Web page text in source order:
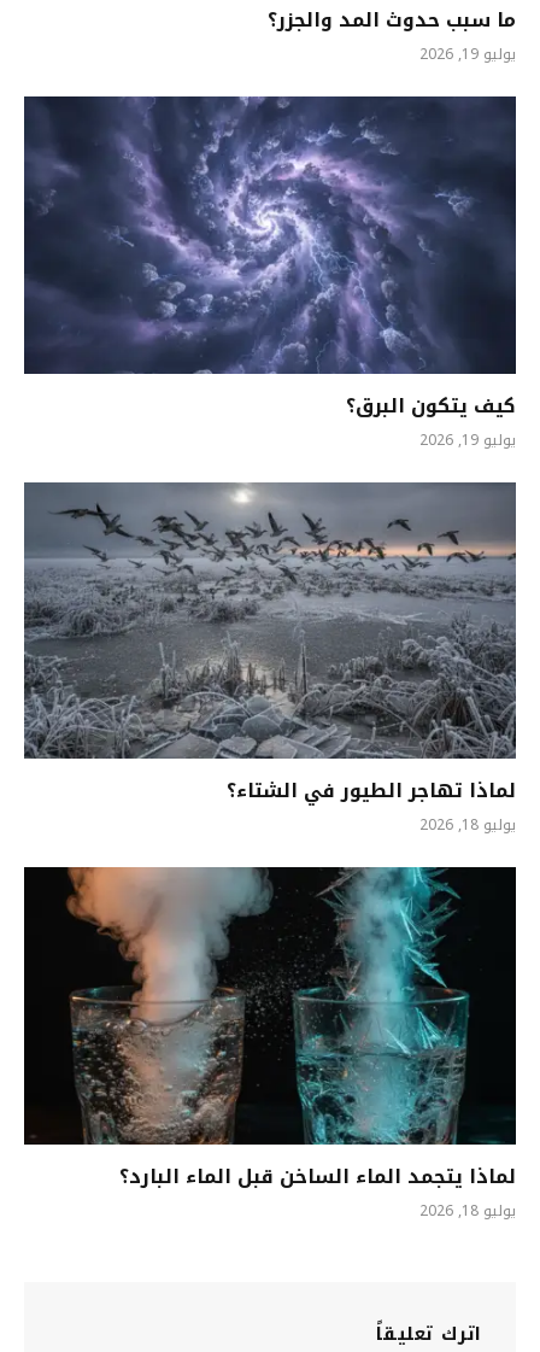
ما سبب حدوث المد والجزر؟
يوليو 19, 2026
كيف يتكون البرق؟
يوليو 19, 2026
لماذا تهاجر الطيور في الشتاء؟
يوليو 18, 2026
لماذا يتجمد الماء الساخن قبل الماء البارد؟
يوليو 18, 2026
اترك تعليقاً